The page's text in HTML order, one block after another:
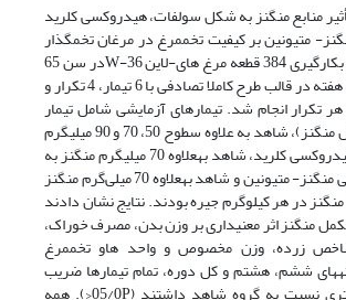
منابع منگنز به شکل سولفات، هیدروکسی کلرید
متیونین بر کیفیت تخم­مرغ در مرغان تخم­گذار
مسن، آزمایشی با بکارگیری 384 قطعه مرغ های-لاین 36-Wدر سن 65
هفتگی به مدت 8 هفته در قالب طرح کاملا تصادفی با 6 تیمار، 4 تکرار و
هر تکرار انجام شد. تیمارهای آزمایشی شامل تیمار
شاهد (فاقد مکمل منگنز)، شاهد به­ علاوه سطوح 50، 70 و 90 میلی­گرم
منگنز به شکل هیدروکسی کلرید، شاهد به­علاوه 70 میلی­گرم منگنز به
شکل کمپلکس آلی منگنز- متیونین و شاهد به­علاوه 70 میلی‌گرم منگنز
در هر کیلوگرم جیره بودند. نتایج نشان دادند
منگنز اثر معنی­داری بر وزن بدن، مصرف خوراک،
زرده، وزن مخصوص و واحد هاو تخم­مرغ
ششم، هشتم و کل دوره، تمام تیمارها ضریب